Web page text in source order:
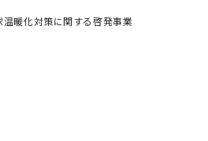
温暖化対策に関する啓発事業